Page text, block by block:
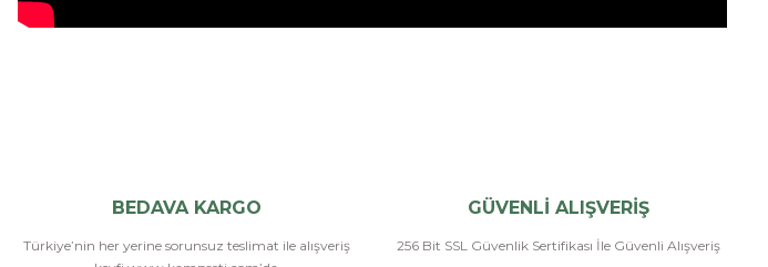
BEDAVA KARGO
Türkiye’nin her yerine sorunsuz teslimat ile alışveriş
GÜVENLİ ALIŞVERİŞ
256 Bit SSL Güvenlik Sertifikası İle Güvenli Alışveriş